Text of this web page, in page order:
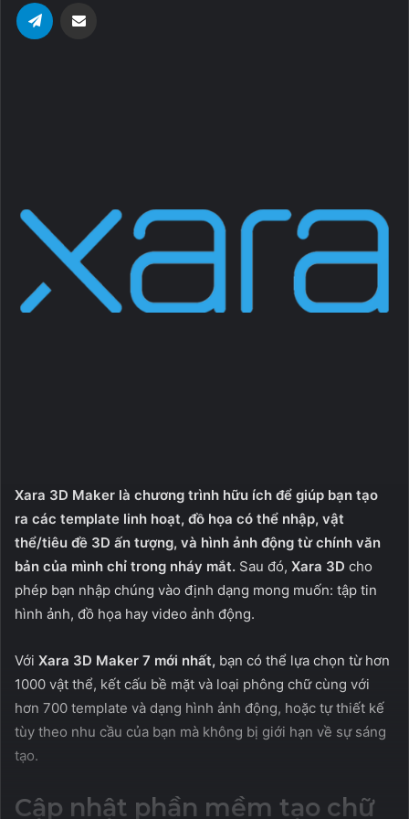
Xara 3D Maker là chương trình hữu ích để giúp bạn tạo
ra các template linh hoạt, đồ họa có thể nhập, vật
thể/tiêu đề 3D ấn tượng, và hình ảnh động từ chính văn
bản của mình chỉ trong nháy mắt. Sau đó, Xara 3D cho
phép bạn nhập chúng vào định dạng mong muốn: tập tin
hình ảnh, đồ họa hay video ảnh động.
Với Xara 3D Maker 7 mới nhất, bạn có thể lựa chọn từ hơn
1000 vật thể, kết cấu bề mặt và loại phông chữ cùng với
hơn 700 template và dạng hình ảnh động, hoặc tự thiết kế
tùy theo nhu cầu của bạn mà không bị giới hạn về sự sáng
tạo.
Cập nhật phần mềm tạo chữ